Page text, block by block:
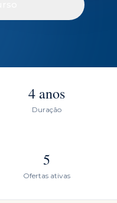
4 anos
Duração
5
Ofertas ativas